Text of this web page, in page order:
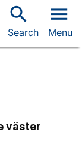
search
Search
menu
Menu
väster